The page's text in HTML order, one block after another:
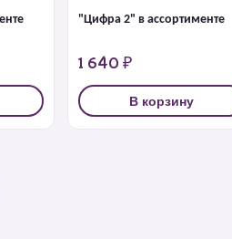
"Цифра 2" в ассортименте
1 640 ₽
В корзину